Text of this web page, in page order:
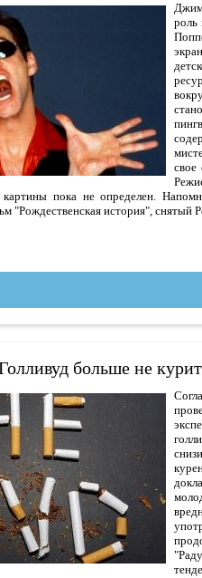
роль
свое
пока не определен.
"Рождественская история", снятый
больше не курит